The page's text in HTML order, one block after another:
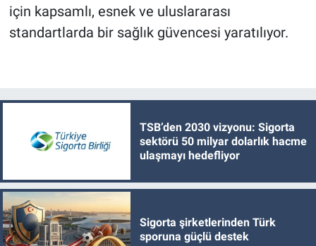
için kapsamlı, esnek ve uluslararası
standartlarda bir sağlık güvencesi yaratılıyor.
TSB’den 2030 vizyonu: Sigorta
sektörü 50 milyar dolarlık hacme
ulaşmayı hedefliyor
Sigorta şirketlerinden Türk
sporuna güçlü destek